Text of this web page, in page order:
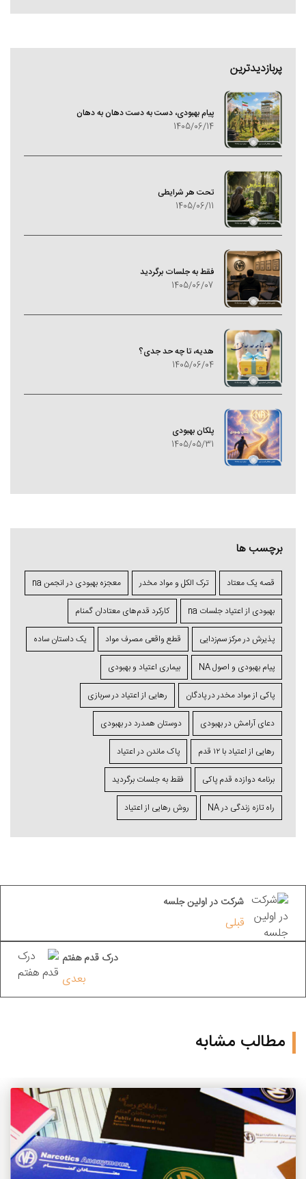
پربازدیدترین
پیام بهبودی، دست به دست دهان به دهان
1405/06/14
تحت هر شرایطی
1405/06/11
فقط به جلسات برگردید
1405/06/07
هدیه، تا چه حد جدی؟
1405/06/04
پلکان بهبودی
1405/05/31
برچسب ها
قصه یک معتاد ترک الکل و مواد مخدر معجزه بهبودی در انجمن na
بهبودی از اعتیاد جلسات na کارکرد قدم‌های معتادان گمنام
پذیرش در مرکز سم‌زدایی قطع واقعی مصرف مواد یک داستان ساده
پیام بهبودی و اصول NA بیماری اعتیاد و بهبودی
پاکی از مواد مخدر در پادگان رهایی از اعتیاد در سربازی
دعای آرامش در بهبودی دوستان همدرد در بهبودی
رهایی از اعتیاد با ۱۲ قدم پاک ماندن در اعتیاد
برنامه دوازده قدم پاکی فقط به جلسات برگردید
راه تازه زندگی در NA روش رهایی از اعتیاد
شرکت در اولین جلسه
قبلی
درک قدم هفتم
بعدی
مطالب مشابه